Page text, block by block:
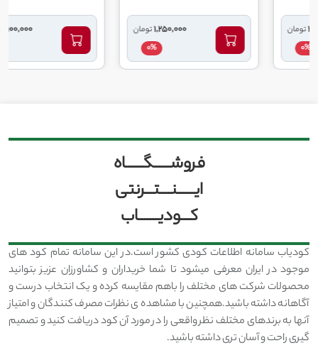
1,250,000تومان
7,100,000تومان
فروشــــــگــــــاه
ایــــــنــــتـــرنتی
کـــودیـــــــاب
کودیاب سامانه اطلاعات کودی کشور است.در این سامانه تمام کود های
موجود در ایران معرفی میشود تا شما خریداران و کشاورزان عزیز بتوانید
محصولات شرکت های مختلف را باهم مقایسه کرده و یک انتخاب درست و
آگاهانه داشته باشید.همچنین با مشاهده ی نظرات مصرف کنندگان و امتیاز
آنها به برندهای مختلف نظر واقعی را در مورد آن کود دریافت کنید و تصمیم
گیری راحت و آسان تری داشته باشید.